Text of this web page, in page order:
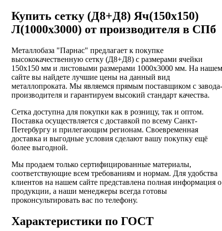
Купить сетку (Д8+Д8) Яч(150х150)
Л(1000х3000) от производителя в СПб
Металлобаза "Парнас" предлагает к покупке
высококачественную сетку (Д8+Д8) с размерами ячейки
150х150 мм и листовыми размерами 1000х3000 мм. На нашем
сайте вы найдете лучшие цены на данный вид
металлопроката. Мы являемся прямым поставщиком с завода-
производителя и гарантируем высокий стандарт качества.
Сетка доступна для покупки как в розницу, так и оптом.
Поставка осуществляется с доставкой по всему Санкт-
Петербургу и прилегающим регионам. Своевременная
доставка и выгодные условия сделают вашу покупку ещё
более выгодной.
Мы продаем только сертифицированные материалы,
соответствующие всем требованиям и нормам. Для удобства
клиентов на нашем сайте представлена полная информация о
продукции, а наши менеджеры всегда готовы
проконсультировать вас по телефону.
Характеристики по ГОСТ